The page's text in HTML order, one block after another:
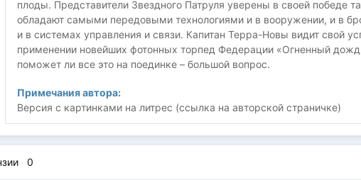
плоды. Представители Звездного Патруля уверены в своей победе
обладают самыми передовыми технологиями и в вооружении, и в
и в системах управления и связи. Капитан Терра-Новы видит свой
применении новейших фотонных торпед Федерации «Огненный
поможет ли все это на поединке – большой вопрос.
Примечания автора:
Версия с картинками на литрес (ссылка на авторской страничке)
· 0